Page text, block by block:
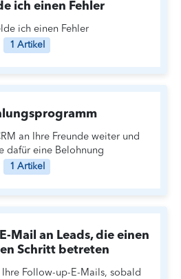
ich einen Fehler
ich einen Fehler
1 Artikel
an Ihre Freunde weiter und
dafür eine Belohnung
1 Artikel
Mail an Leads, die einen
Schritt betreten
Follow-up-E-Mails, sobald